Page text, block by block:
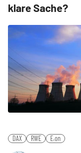
klare Sache?
DAX RWE E.on